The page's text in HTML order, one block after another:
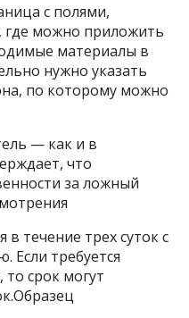
с полями,
где можно приложить
материалы в
нужно указать
по которому можно
— как и в
что
за ложный
в течение трех суток с
Если требуется
срок могут